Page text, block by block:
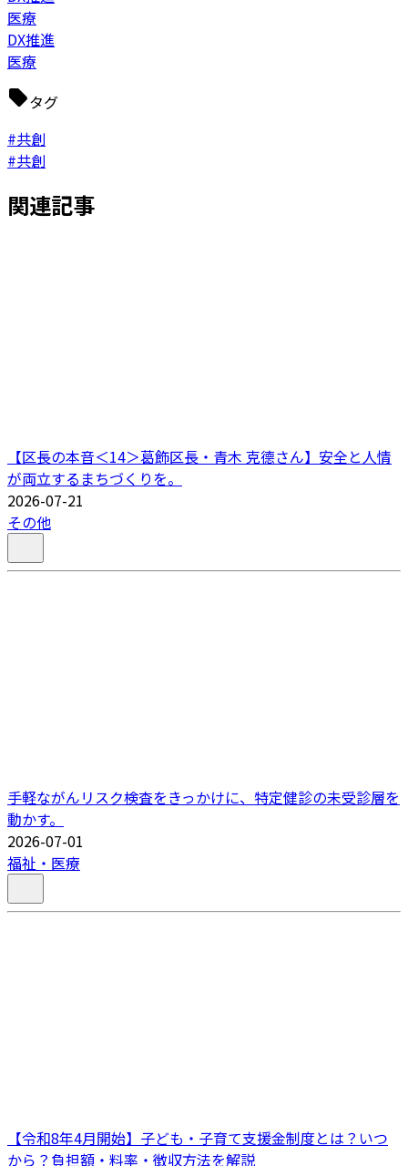
医療
DX推進
医療
タグ
#共創
#共創
関連記事
【区長の本音＜14＞葛飾区長・青木 克德さん】安全と人情
が両立するまちづくりを。
2026-07-21
その他
手軽ながんリスク検査をきっかけに、特定健診の未受診層を
動かす。
2026-07-01
福祉・医療
【令和8年4月開始】子ども・子育て支援金制度とは？いつ
から？負担額・料率・徴収方法を解説